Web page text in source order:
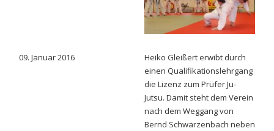
09. Januar 2016
Heiko Gleißert erwibt durch
einen Qualifikationslehrgang
die Lizenz zum Prüfer Ju-
Jutsu. Damit steht dem Verein
nach dem Weggang von
Bernd Schwarzenbach neben